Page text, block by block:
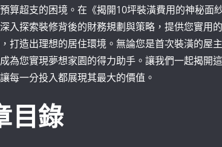
算超支的困境。在《揭開10坪裝潢費用的神秘面
入探索裝修背後的財務規劃與策略，提供您實用
打造出理想的居住環境。無論您是首次裝潢的屋
為您實現夢想家園的得力助手。讓我們一起揭開
每一分投入都展現其最大的價值。
目錄